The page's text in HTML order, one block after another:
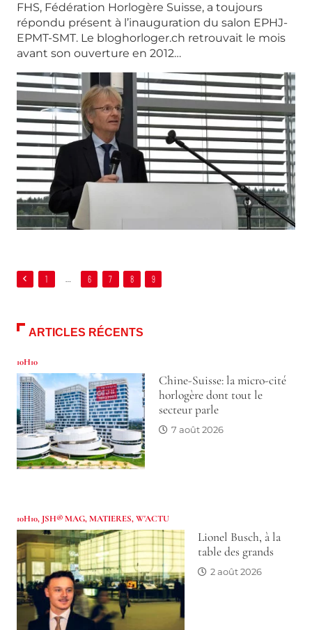
FHS, Fédération Horlogère Suisse, a toujours
répondu présent à l’inauguration du salon EPHJ-
EPMT-SMT. Le bloghorloger.ch retrouvait le mois
avant son ouverture en 2012…
1 … 6 7 8 9
ARTICLES RÉCENTS
10H10
Chine-Suisse: la micro-cité
horlogère dont tout le
secteur parle
7 août 2026
10H10, JSH® MAG,MATIERES,W'ACTU
Lionel Busch, à la
table des grands
2 août 2026